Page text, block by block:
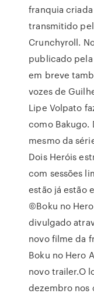
franquia
transmitido
Crunchyroll.
publicado pela
em breve
vozes de
Lipe Volpato
como Bakugo.
mesmo da
Dois Heróis
com sessões
estão já estão
©Boku no
divulgado
novo filme da
Boku no Hero
novo trailer.O
dezembro nos